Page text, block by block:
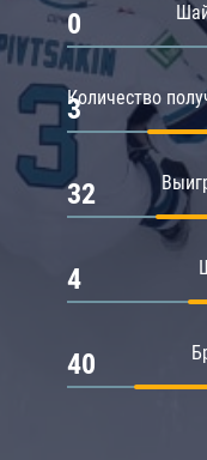
0
Количество
3
32
4
40